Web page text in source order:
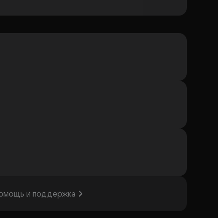
и поддержка